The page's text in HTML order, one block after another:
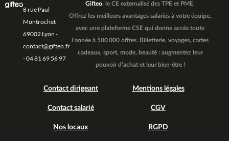
8 rue Paul
Montrochet
69002 Lyon -
contact@gifteo.fr
- 04 81 69 56 97
Gifteo, le CE externalisé des TPE et PME.
Offrez les meilleurs avantages salariés à votre équipe,
avec une plateforme CSE qui donne accès toute
l’année à 500 000 offres. Billetterie, voyages, cartes
cadeaux, sport, mode, beauté : augmentez leur
pouvoir d’achat et leur bien-être !
Contact dirigeant
Contact salarié
Nos locaux
Mentions légales
CGV
RGPD